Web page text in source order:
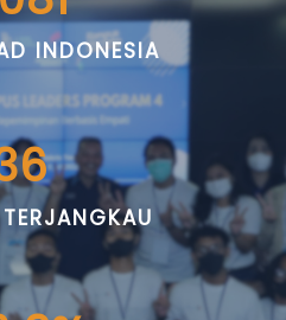
INDONESIA